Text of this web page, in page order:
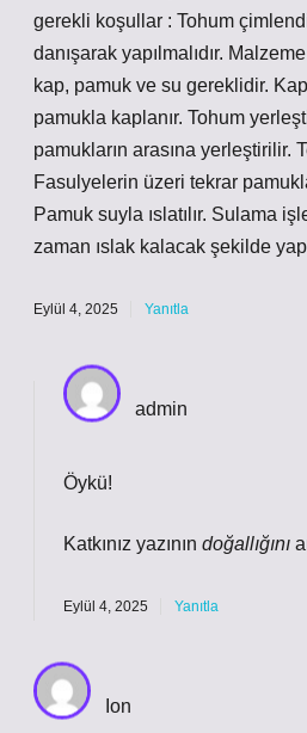
gerekli koşullar : Tohum
danışarak yapılmalıdır.
kap, pamuk ve su gereklidir.
pamukla kaplanır. Tohum
pamukların arasına yerleştirilir.
Fasulyelerin üzeri tekrar
Pamuk suyla ıslatılır. Sulama
zaman ıslak kalacak şekilde
Eylül 4, 2025 Yanıtla
admin
Öykü!
Katkınız yazının doğallığını
Eylül 4, 2025 Yanıtla
Ion